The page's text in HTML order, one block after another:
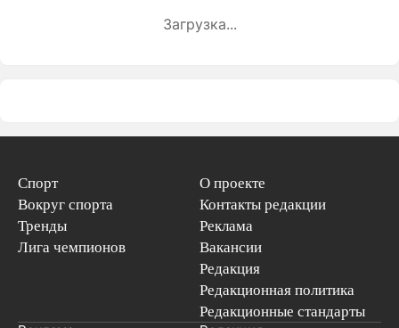
Загрузка...
Спорт
Вокруг спорта
Тренды
Лига чемпионов
О проекте
Контакты редакции
Реклама
Вакансии
Редакция
Редакционная политика
Редакционные стандарты